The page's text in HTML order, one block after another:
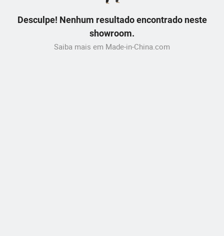
Desculpe! Nenhum resultado encontrado neste
showroom.
Saiba mais em Made-in-China.com